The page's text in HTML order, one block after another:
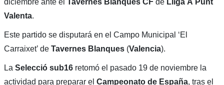
Valenta.
Este partido se disputará en el Campo Municipal ‘El
Carraixet’ de Tavernes Blanques(Valencia).
La Selecció sub16retomó el pasado 19 de noviembre la
actividad para preparar el Campeonato de España, tras el